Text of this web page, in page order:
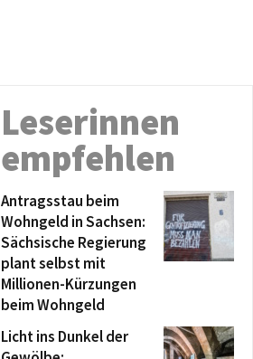
Leserinnen
empfehlen
Antragsstau beim
Wohngeld in Sachsen:
Sächsische Regierung
plant selbst mit
Millionen-Kürzungen
beim Wohngeld
Licht ins Dunkel der